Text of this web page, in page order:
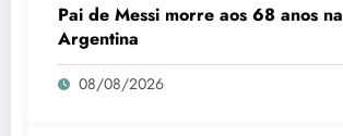
Pai de Messi morre aos 68 anos na
Argentina
08/08/2026